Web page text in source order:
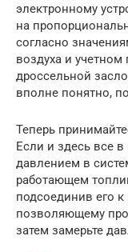
электронному
на
согласно
воздуха и
дроссельной
вполне понятно,
Теперь
Если и здесь все в
давлением в
работающем
подсоединив его
позволяющему
затем замерьте